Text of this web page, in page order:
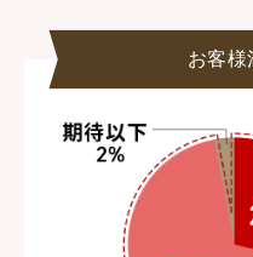
お客様